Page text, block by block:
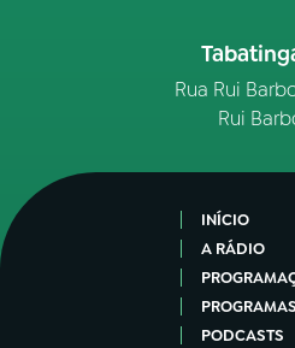
Rua Rui
Rui
INÍCIO
A RÁDIO
PROGRAMAS
PODCASTS